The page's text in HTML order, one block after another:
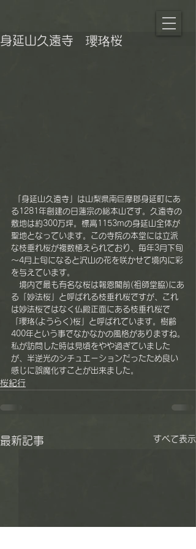
身延山久遠寺 瓔珞桜
る1281年創建の日蓮宗の総本山です。久遠寺の
敷地は約300万坪。標高1153mの身延山全体が
聖地となっています。この寺院の本堂には立派
な枝垂れ桜が複数植えられており、毎年3月下旬
～4月上旬になると沢山の花を咲かせて境内に彩
を与えています。
境内で最も有名な桜は報恩閣前(祖師堂脇)にあ
る「妙法桜」と呼ばれる枝垂れ桜ですが、これ
は妙法桜ではなく仏殿正面にある枝垂れ桜で
「瓔珞(ようらく)桜」と呼ばれています。樹齢
400年という事でなかなかの風格がありますね。
私が訪問した時は見頃をやや過ぎていました
が、半逆光のシチュエーションだったため良い
感じに誤魔化すことが出来ました。
桜紀行
最新記事 すべて表示